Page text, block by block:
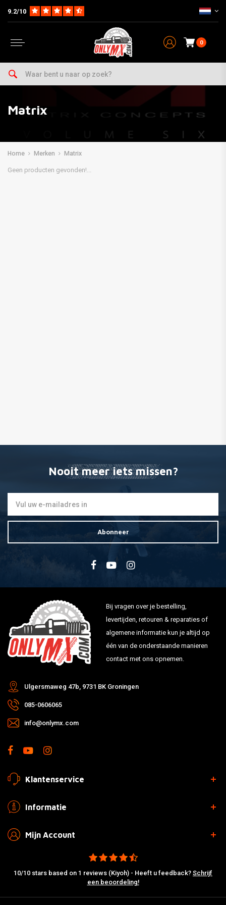
9.2/10
0
Matrix
Home Merken Matrix
Geen producten gevonden!...
Nooit meer iets missen?
Abonneer
Bij vragen over je bestelling,
levertijden, retouren & reparaties of
algemene informatie kun je altijd op
één van de onderstaande manieren
contact met ons opnemen.
Ulgersmaweg 47b, 9731 BK Groningen
085-0606065
info@onlymx.com
Klantenservice
Informatie
Mijn Account
10/10 stars based on 1 reviews (Kiyoh) - Heeft u feedback? Schrijf
een beoordeling!